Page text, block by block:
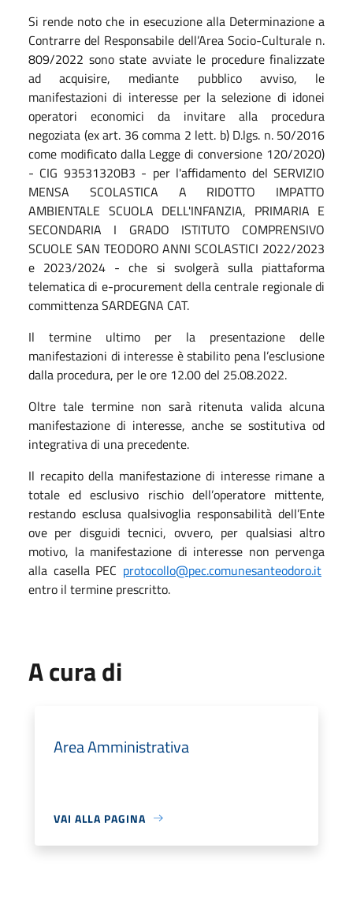
Si rende noto che in esecuzione alla Determinazione a
Contrarre del Responsabile dell’Area Socio-Culturale n.
809/2022 sono state avviate le procedure finalizzate
ad acquisire, mediante pubblico avviso, le
manifestazioni di interesse per la selezione di idonei
operatori economici da invitare alla procedura
negoziata (ex art. 36 comma 2 lett. b) D.lgs. n. 50/2016
come modificato dalla Legge di conversione 120/2020)
- CIG 93531320B3 - per l'affidamento del SERVIZIO
MENSA SCOLASTICA A RIDOTTO IMPATTO
AMBIENTALE SCUOLA DELL'INFANZIA, PRIMARIA E
SECONDARIA I GRADO ISTITUTO COMPRENSIVO
SCUOLE SAN TEODORO ANNI SCOLASTICI 2022/2023
e 2023/2024 - che si svolgerà sulla piattaforma
telematica di e-procurement della centrale regionale di
committenza SARDEGNA CAT.
Il termine ultimo per la presentazione delle
manifestazioni di interesse è stabilito pena l’esclusione
dalla procedura, per le ore 12.00 del 25.08.2022.
Oltre tale termine non sarà ritenuta valida alcuna
manifestazione di interesse, anche se sostitutiva od
integrativa di una precedente.
Il recapito della manifestazione di interesse rimane a
totale ed esclusivo rischio dell’operatore mittente,
restando esclusa qualsivoglia responsabilità dell’Ente
ove per disguidi tecnici, ovvero, per qualsiasi altro
motivo, la manifestazione di interesse non pervenga
alla casella PEC protocollo@pec.comunesanteodoro.it
entro il termine prescritto.
A cura di
Area Amministrativa
VAI ALLA PAGINA